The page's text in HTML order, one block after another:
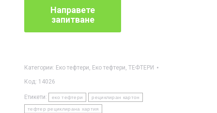
Категории: Еко тефтери, Еко тефтери, ТЕФТЕРИ
Код: 14026
Етикети: еко тефтери рециклиран картон
тефтер рециклирана хартия